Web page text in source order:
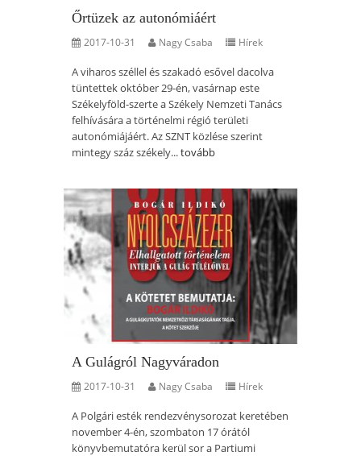
Őrtüzek az autonómiáért
2017-10-31 Nagy Csaba Hírek
A viharos széllel és szakadó esővel dacolva
tüntettek október 29-én, vasárnap este
Székelyföld-szerte a Székely Nemzeti Tanács
felhívására a történelmi régió területi
autonómiájáért. Az SZNT közlése szerint
mintegy száz székely...tovább
A Gulágról Nagyváradon
2017-10-31 Nagy Csaba Hírek
A Polgári esték rendezvénysorozat keretében
november 4-én, szombaton 17 órától
könyvbemutatóra kerül sor a Partiumi